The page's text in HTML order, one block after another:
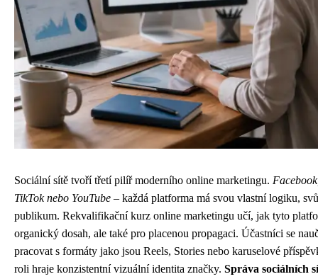
Sociální sítě tvoří třetí pilíř moderního online marketingu.
TikTok nebo YouTube – každá platforma má svou vlastní logiku,
publikum. Rekvalifikační kurz online marketingu učí, jak tyto
organický dosah, ale také pro placenou propagaci. Účastníci se
pracovat s formáty jako jsou Reels, Stories nebo karuselové
roli hraje konzistentní vizuální identita značky. Správa sociálních